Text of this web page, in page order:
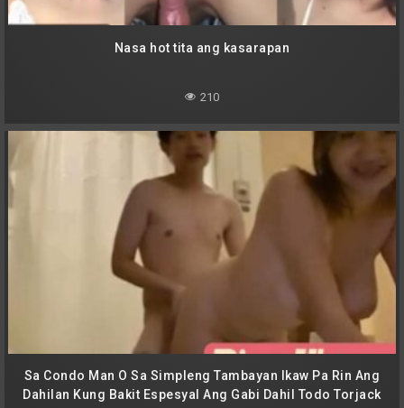
Nasa hot tita ang kasarapan
210
Sa Condo Man O Sa Simpleng Tambayan Ikaw Pa Rin Ang
Dahilan Kung Bakit Espesyal Ang Gabi Dahil Todo Torjack